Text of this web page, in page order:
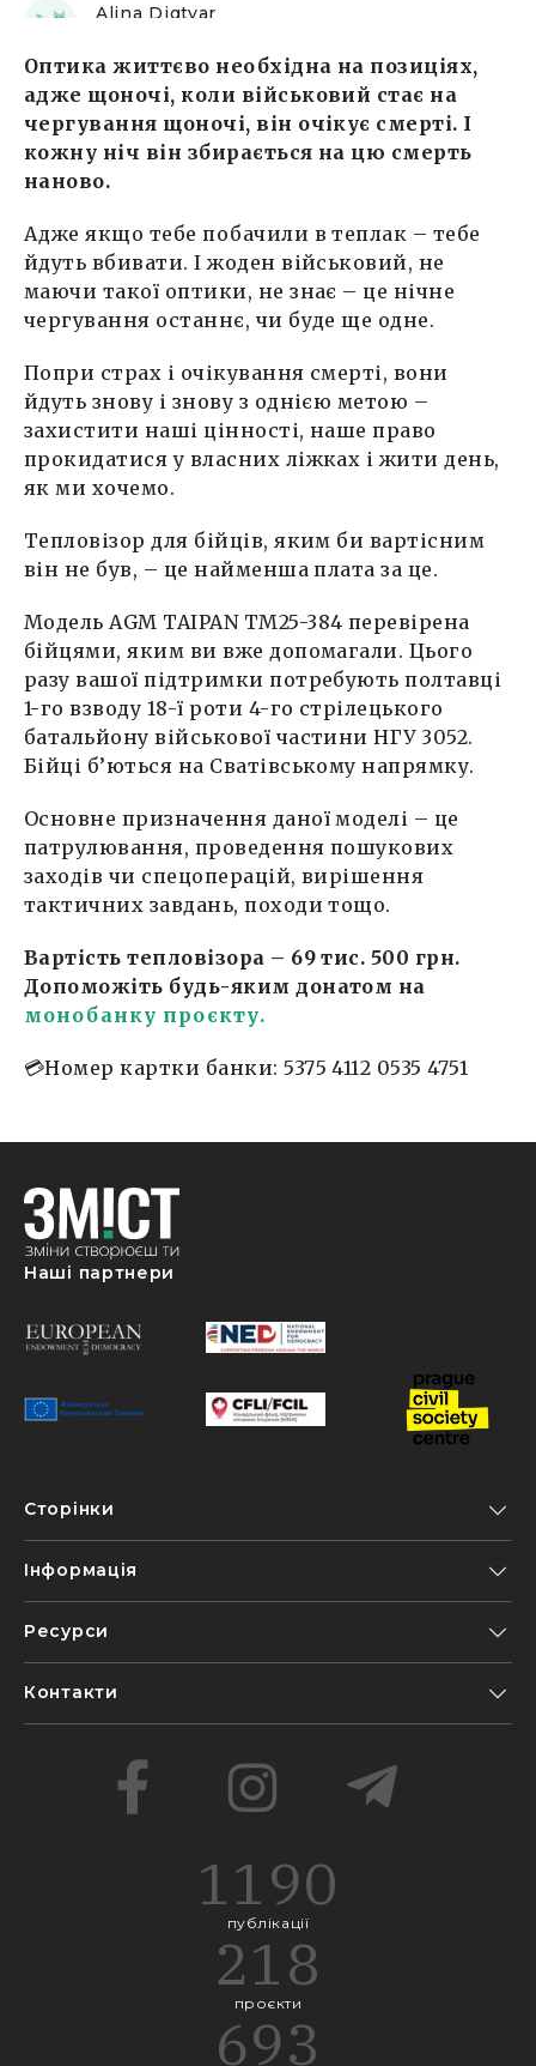
Alina Digtyar
Alina Digtyar
01 Травня, 16:25
Оптика життєво необхідна на позиціях,
адже щоночі, коли військовий стає на
чергування щоночі, він очікує смерті. І
кожну ніч він збирається на цю смерть
наново.
Адже якщо тебе побачили в теплак – тебе
йдуть вбивати. І жоден військовий, не
маючи такої оптики, не знає – це нічне
чергування останнє, чи буде ще одне.
Попри страх і очікування смерті, вони
йдуть знову і знову з однією метою –
захистити наші цінності, наше право
прокидатися у власних ліжках і жити день,
як ми хочемо.
Тепловізор для бійців, яким би вартісним
він не був, – це найменша плата за це.
Модель AGM TAIPAN TM25-384 перевірена
бійцями, яким ви вже допомагали. Цього
разу вашої підтримки потребують полтавці
1-го взводу 18-ї роти 4-го стрілецького
батальйону військової частини НГУ 3052.
Бійці б’ються на Сватівському напрямку.
Основне призначення даної моделі – це
патрулювання, проведення пошукових
заходів чи спецоперацій, вирішення
тактичних завдань, походи тощо.
Вартість тепловізора – 69 тис. 500 грн.
Допоможіть будь-яким донатом на
монобанку проєкту.
💳Номер картки банки: 5375 4112 0535 4751
Наші партнери
Сторінки
Інформація
Ресурси
Контакти
1190
публікації
218
проєкти
693